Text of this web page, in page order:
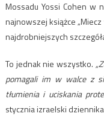
Mossadu Yossi Cohen w
najnowszej książce
najdrobniejszych
To jednak nie wszystko.
pomagali im w walce z
tłumienia i uciskania
stycznia izraelski